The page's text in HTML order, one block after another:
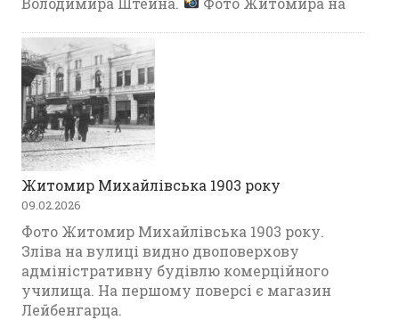
Житомир Михайлівська 1903 року
09.02.2026
Фото Житомир Михайлівська 1903 року.
Зліва на вулиці видно двоповерхову
адміністративну будівлю комерційного
училища. На першому поверсі є магазин
Лейбенгарца.